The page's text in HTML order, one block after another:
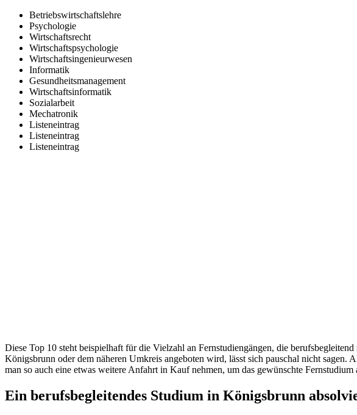
Betriebswirtschaftslehre
Psychologie
Wirtschaftsrecht
Wirtschaftspsychologie
Wirtschaftsingenieurwesen
Informatik
Gesundheitsmanagement
Wirtschaftsinformatik
Sozialarbeit
Mechatronik
Listeneintrag
Listeneintrag
Listeneintrag
Diese Top 10 steht beispielhaft für die Vielzahl an Fernstudiengängen, die
Königsbrunn oder dem näheren Umkreis angeboten wird, lässt sich pauschal nicht
man so auch eine etwas weitere Anfahrt in Kauf nehmen, um das gewünschte Fernstudium
Ein berufsbegleitendes Studium in Königsbrunn